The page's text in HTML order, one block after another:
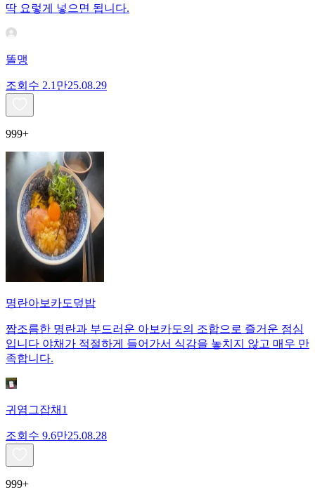
딱 요렇게 넣으면 됩니다.
똘맹
조회수 2.1만25.08.29
999+
명란아보카도덮밥
짭조름한 명란과 부드러운 아보카도의 조합으로 즐거운 점심
입니다 야채가 적절하게 들어가서 식감을 놓치지 않고 매우 만
족합니다.
귀염그잡채1
조회수 9.6만25.08.28
999+